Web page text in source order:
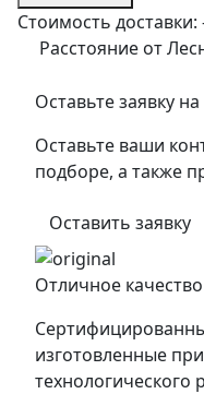
Стоимость доставки:
Расстояние от
Оставьте заявку
Оставьте ваши
подборе, а также
Оставить заявку
Отличное
изготовленные
технологического